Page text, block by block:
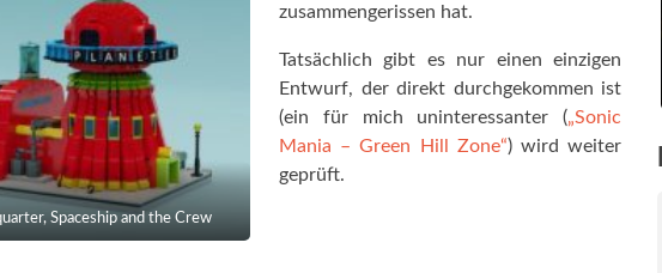
Spaceship and the Crew
zusammengerissen hat.
Tatsächlich gibt es nur einen einzigen
Entwurf, der direkt durchgekommen ist
(ein für mich uninteressanter („Sonic
Mania – Green Hill Zone“) wird weiter
geprüft.